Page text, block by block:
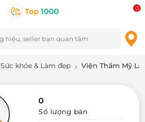
0
Sức khỏe & Làm đẹp Viện Thẩm Mỹ
0
Số lượng bán